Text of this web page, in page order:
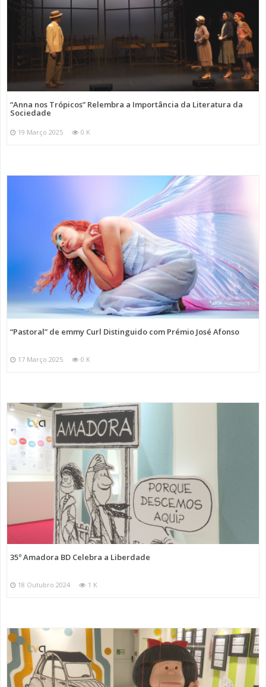
“Anna nos Trópicos” Relembra a Importância da Literatura da
Sociedade
19 Março 2025 0 K
“Pastoral” de emmy Curl Distinguido com Prémio José Afonso
17 Março 2025 0 K
35º Amadora BD Celebra a Liberdade
18 Outubro 2024 1 K